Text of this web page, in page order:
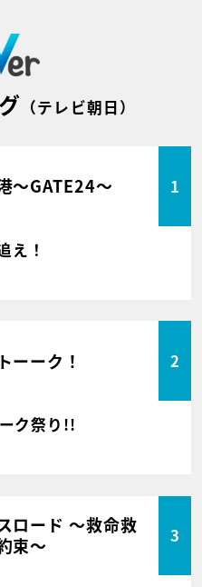
（テレビ朝日）
～GATE24～ 1
え！
ーーク！ 2
ク祭り!!
ロード ～救命救
束～
3